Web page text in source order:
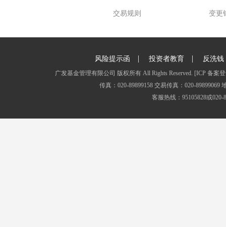
交易规则 变更
风险提示函 | 投资者教育 | 反洗钱
广发基金管理有限公司 版权所有 All Rights Reserved. [ICP 备案
传真：020-89899158 交易传真：020-
客服热线：95105828或020-